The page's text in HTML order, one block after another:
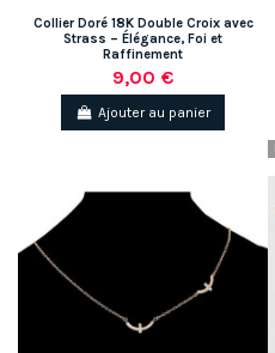
Collier Doré 18K Double Croix avec
Strass – Élégance, Foi et
Raffinement
9,00 €
Ajouter au panier